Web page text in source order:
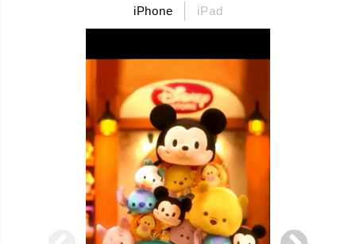
iPhone iPad